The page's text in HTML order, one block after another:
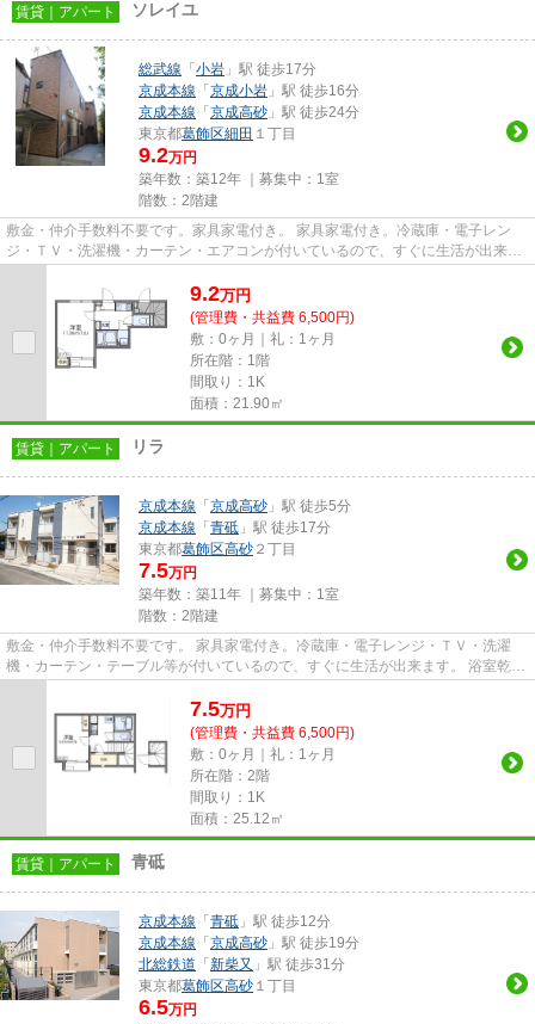
賃貸｜アパート ソレイユ
総武線 「 小岩 」駅 徒歩17分
京成本線 「 京成小岩 」駅 徒歩16分
京成本線 「 京成高砂 」駅 徒歩24分
東京都葛飾区細田 １丁目
9.2万円
築年数：築12年 ｜募集中： 1室
階数：2階建
敷金・仲介手数料不要です。家具家電付き。 家具家電付き。冷蔵庫・電子レン
ジ・ＴＶ・洗濯機・カーテン・エアコンが付いているので、すぐに生活が出来ま
9.2万円
(管理費・共益費 6,500円)
敷：0ヶ月｜礼：1ヶ月
所在階：1階
間取り：1K
面積：21.90㎡
賃貸｜アパート リラ
京成本線 「 京成高砂 」駅 徒歩5分
京成本線 「 青砥 」駅 徒歩17分
東京都葛飾区高砂 ２丁目
7.5万円
築年数：築11年 ｜募集中： 1室
階数：2階建
敷金・仲介手数料不要です。 家具家電付き。冷蔵庫・電子レンジ・ＴＶ・洗濯
機・カーテン・テーブル等が付いているので、すぐに生活が出来ます。 浴室乾燥
7.5万円
(管理費・共益費 6,500円)
敷：0ヶ月｜礼：1ヶ月
所在階：2階
間取り：1K
面積：25.12㎡
賃貸｜アパート 青砥
京成本線 「 青砥 」駅 徒歩12分
京成本線 「 京成高砂 」駅 徒歩19分
北総鉄道 「 新柴又 」駅 徒歩31分
東京都葛飾区高砂 １丁目
6.5万円